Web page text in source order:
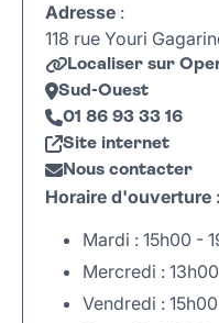
Adresse :
118 rue Youri
Localiser sur
Sud-Ouest
01 86 93 33 16
Site internet
Nous contacter
Horaire d'ouverture :
Mardi : 15h00 -
Mercredi :
Vendredi :